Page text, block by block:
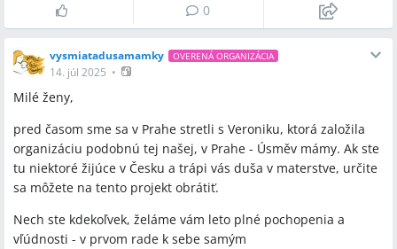
0
vysmiatadusamamky OVERENÁ ORGANIZÁCIA
14. júl 2025 •
Milé ženy,
pred časom sme sa v Prahe stretli s Veroniku, ktorá založila
organizáciu podobnú tej našej, v Prahe - Úsměv mámy. Ak ste
tu niektoré žijúce v Česku a trápi vás duša v materstve, určite
sa môžete na tento projekt obrátiť.
Nech ste kdekoľvek, želáme vám leto plné pochopenia a
vľúdnosti - v prvom rade k sebe samým